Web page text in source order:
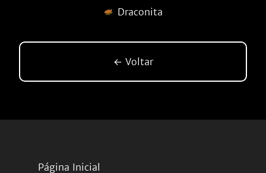
Draconita
← Voltar
Página Inicial